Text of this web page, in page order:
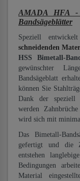
AMADA HFA
Bandsägeblätter
Speziell
schneidenden
HSS Bimetall-
gewünschter
Bandsägeblatt
können Sie
Dank der speziell
werden
wird sich mit
Das Bimetall-
gefertigt und die
entstehen
Bedingungen
Material